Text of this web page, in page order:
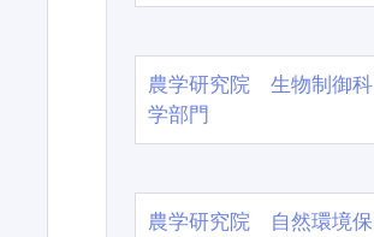
農学研究院 生物制御科
学部門
農学研究院 自然環境保